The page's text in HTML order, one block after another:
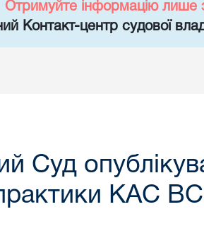
Отримуйте інформацію лише
Контакт-центр судової
Суд
КАС